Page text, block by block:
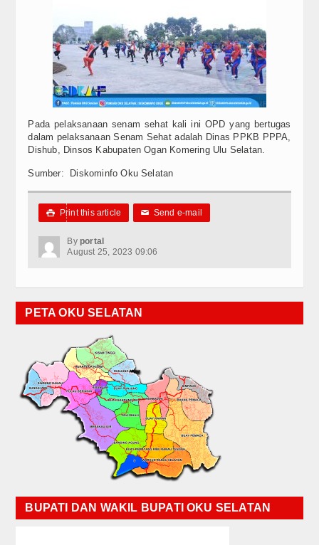
Pada pelaksanaan senam sehat kali ini OPD yang bertugas
dalam pelaksanaan Senam Sehat adalah Dinas PPKB PPPA,
Dishub, Dinsos Kabupaten Ogan Komering Ulu Selatan.
Sumber: Diskominfo Oku Selatan
 Print this article ✉ Send e-mail
By portal
August 25, 2023 09:06
PETA OKU SELATAN
BUPATI DAN WAKIL BUPATI OKU SELATAN